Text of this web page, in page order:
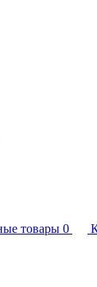
товары 0